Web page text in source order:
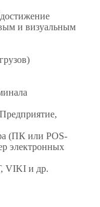
и визуальным
(ПК или POS-
электронных
VIKI и др.